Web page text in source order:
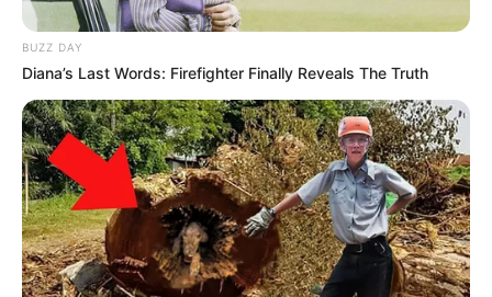
BUZZ DAY
Diana’s Last Words: Firefighter Finally Reveals The Truth